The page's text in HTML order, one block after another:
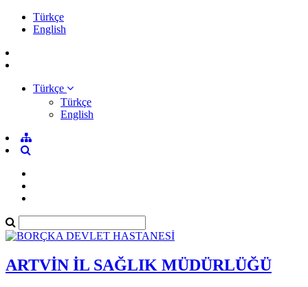
Türkçe
English
Türkçe
Türkçe
English
ARTVİN İL SAĞLIK MÜDÜRLÜĞÜ